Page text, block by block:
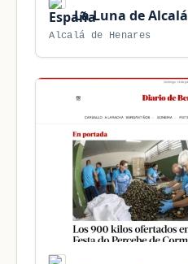
La Luna de Alcalá
Alcalá de Henares